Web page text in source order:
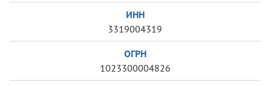
ИНН
3319004319
ОГРН
1023300004826